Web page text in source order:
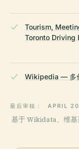
Tourism,
Toronto Driving
Wikipedia — 多
最后审核： APRIL
基于 Wikidata、维基